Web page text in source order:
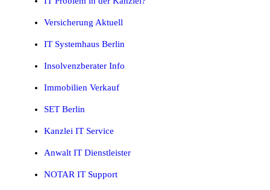
Versicherung Aktuell
IT Systemhaus Berlin
Insolvenzberater Info
Immobilien Verkauf
SET Berlin
Kanzlei IT Service
Anwalt IT Dienstleister
NOTAR IT Support